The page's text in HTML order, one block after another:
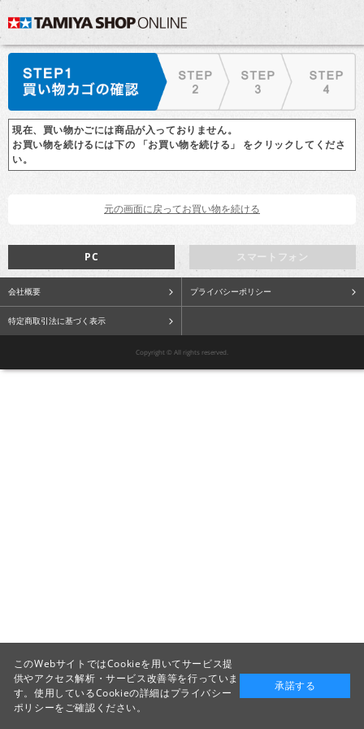
現在、買い物かごには商品が入っておりません。
お買い物を続けるには下の 「お買い物を続ける」 をクリックしてくださ
い。
スマートフォン
PC
会社概要 プライバシーポリシー
特定商取引法に基づく表示
Copyright © All rights reserved.
このWebサイトではCookieを用いてサービス提
供やアクセス解析・サービス改善等を行っていま
す。使用しているCookieの詳細はプライバシー
ポリシーをご確認ください。
承諾する